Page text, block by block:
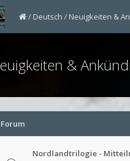
Deutsch Neuigkeiten &
&
Forum
Nordlandtrilogie -